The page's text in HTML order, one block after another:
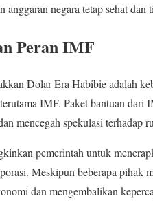
negara tetap sehat
Peran IMF
Dolar Era Habibie adalah
IMF. Paket bantuan
mencegah spekulasi terhadap
pemerintah untuk
Meskipun beberapa
dan mengembalikan